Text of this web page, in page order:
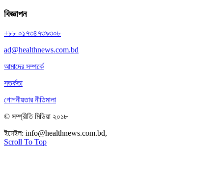
বিজ্ঞাপন
+৮৮ ০১৭৩৪৭৩৯৩০৮
ad@healthnews.com.bd
আমাদের সম্পর্কে
সতর্কতা
গোপনীয়তার নীতিমালা
© সম্প্রীতি মিডিয়া ২০১৮
ইমেইল: info@healthnews.com.bd,
Scroll To Top